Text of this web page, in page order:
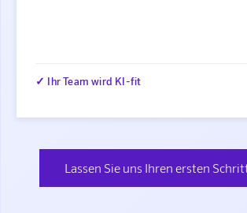
✓ Ihr Team wird KI-fit
Lassen Sie uns Ihren ersten